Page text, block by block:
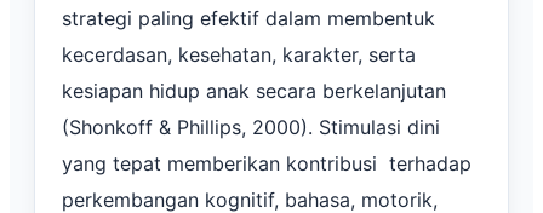
strategi paling efektif dalam membentuk
kecerdasan, kesehatan, karakter, serta
kesiapan hidup anak secara berkelanjutan
(Shonkoff & Phillips, 2000). Stimulasi dini
yang tepat memberikan kontribusi terhadap
perkembangan kognitif, bahasa, motorik,